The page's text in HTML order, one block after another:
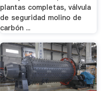
plantas completas, válvula
de seguridad molino de
carbón ...